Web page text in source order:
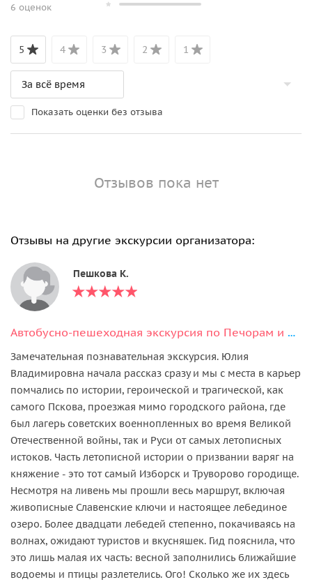
6 оценок
5 4 3 2 1
Показать оценки без отзыва
Отзывов пока нет
Отзывы на другие экскурсии организатора:
Пешкова К.
Автобусно-пешеходная экскурсия по Печорам и Изборску
Замечательная познавательная экскурсия. Юлия
Владимировна начала рассказ сразу и мы с места в карьер
помчались по истории, героической и трагической, как
самого Пскова, проезжая мимо городского района, где
был лагерь советских военнопленных во время Великой
Отечественной войны, так и Руси от самых летописных
истоков. Часть летописной истории о призвании варяг на
княжение - это тот самый Изборск и Труворово городище.
Несмотря на ливень мы прошли весь маршрут, включая
живописные Славенские ключи и настоящее лебединое
озеро. Более двадцати лебедей степенно, покачиваясь на
волнах, ожидают туристов и вкусняшек. Гид пояснила, что
это лишь малая их часть: весной заполнились ближайшие
водоемы и птицы разлетелись. Ого! Сколько же их здесь